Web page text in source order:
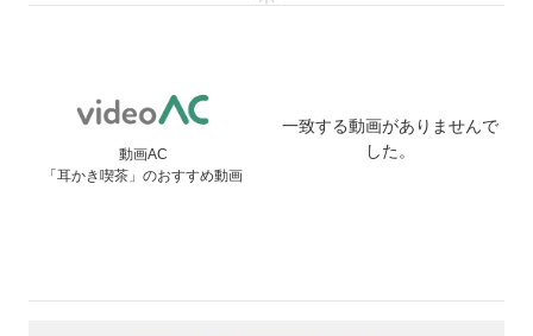
動画AC
「耳かき喫茶」のおすすめ動画
一致する動画がありませんで
した。